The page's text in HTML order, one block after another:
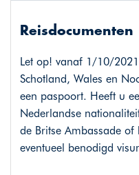
Reisdocumenten
Let op! vanaf 1/10/
Schotland, Wales en
een paspoort. Heeft u
Nederlandse
de Britse Ambassade
eventueel benodigd